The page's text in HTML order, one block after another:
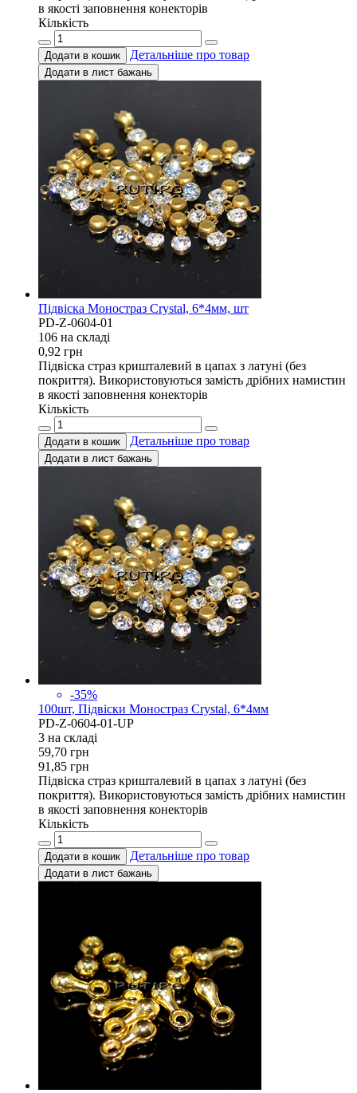
в якості заповнення конекторів
Кількість
Додати в кошик Детальніше про товар
Додати в лист бажань
Підвіска Моностраз Crystal, 6*4мм, шт
PD-Z-0604-01
106 на складi
0,92 грн
Підвіска страз кришталевий в цапах з латуні (без
покриття). Використовуються замість дрібних намистин
в якості заповнення конекторів
Кількість
Додати в кошик Детальніше про товар
Додати в лист бажань
-35%
100шт, Підвіски Моностраз Crystal, 6*4мм
PD-Z-0604-01-UP
3 на складi
59,70 грн
91,85 грн
Підвіска страз кришталевий в цапах з латуні (без
покриття). Використовуються замість дрібних намистин
в якості заповнення конекторів
Кількість
Додати в кошик Детальніше про товар
Додати в лист бажань